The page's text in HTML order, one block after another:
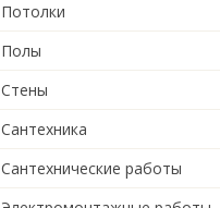
Потолки
Полы
Стены
Сантехника
Сантехнические работы